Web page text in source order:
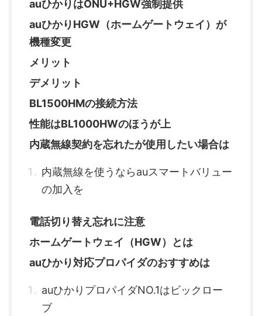
auひかりはONU+HGW強制提供
auひかりHGW（ホームゲートウェイ）が
機種変更
メリット
デメリット
BL1500HMの接続方法
性能はBL1000HWのほうが上
内蔵無線契約を忘れたが使用したい場合は
内蔵無線を使うならauスマートバリュー
の加入を
電話切り替え忘れに注意
ホームゲートウェイ（HGW）とは
auひかり対応プロパイダのおすすめは
auひかりプロパイダNO.1はビックロー
ブ